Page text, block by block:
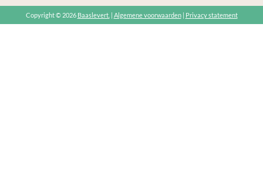
Copyright © 2026 Baaslevert. Algemene voorwaarden| Privacy statement